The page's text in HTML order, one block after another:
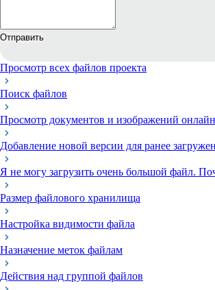
Отправить
Просмотр всех файлов проекта
Поиск файлов
Просмотр документов и изображений онлайн
Добавление новой версии для ранее
Я не могу загрузить очень большой файл.
Размер файлового хранилища
Настройка видимости файла
Назначение меток файлам
Действия над группой файлов